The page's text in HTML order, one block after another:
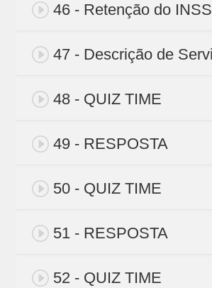
46 - Retenção do INSS
47 - Descrição de
48 - QUIZ TIME
49 - RESPOSTA
50 - QUIZ TIME
51 - RESPOSTA
52 - QUIZ TIME